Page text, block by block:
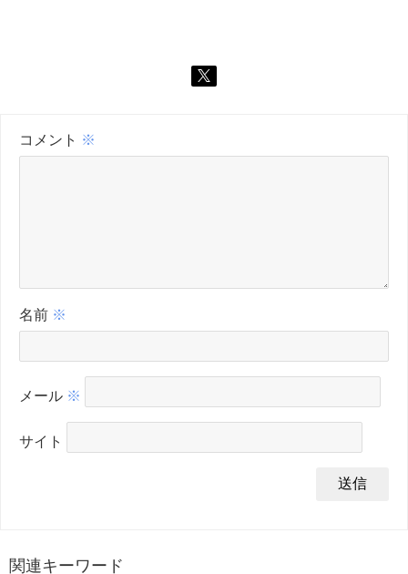
コメント ※
名前 ※
メール ※
サイト
関連キーワード